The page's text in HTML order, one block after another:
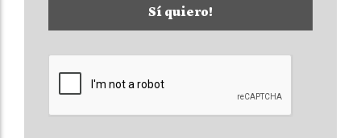
Sí quiero!